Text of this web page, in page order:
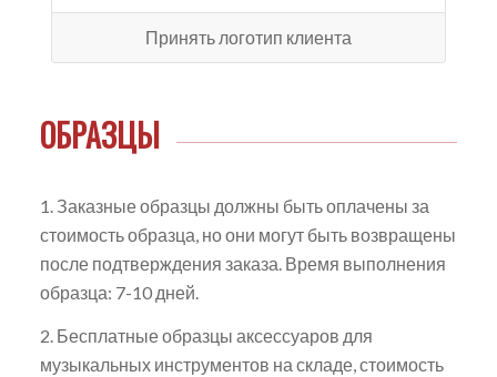
Принять логотип клиента
ОБРАЗЦЫ
1. Заказные образцы должны быть оплачены за
стоимость образца, но они могут быть возвращены
после подтверждения заказа. Время выполнения
образца: 7-10 дней.
2. Бесплатные образцы аксессуаров для
музыкальных инструментов на складе, стоимость